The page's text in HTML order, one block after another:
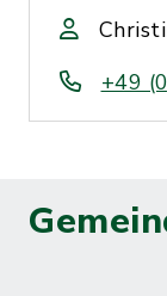
+49